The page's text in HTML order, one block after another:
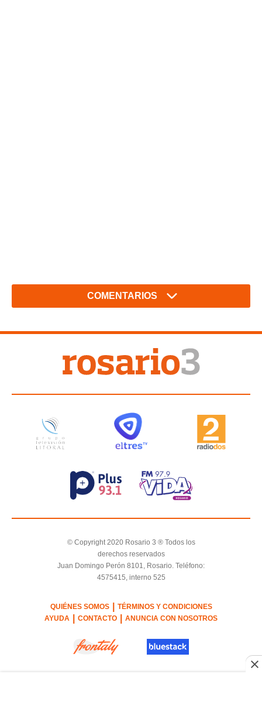
COMENTARIOS
© Copyright 2020 Rosario 3 ® Todos los
derechos reservados
Juan Domingo Perón 8101, Rosario. Teléfono:
4575415, interno 525
QUIÉNES SOMOS
TÉRMINOS Y CONDICIONES
AYUDA
CONTACTO ANUNCIA CON NOSOTROS